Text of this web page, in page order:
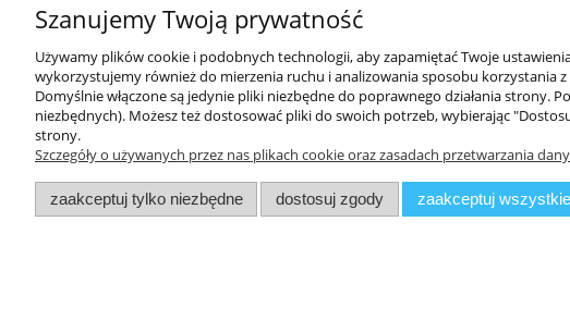
Zadzwoń!
+48 504 545
749
adres:
Koszalin
Szanujemy Twoją prywatność
Używamy plików cookie i podobnych technologii, aby zapamiętać Twoje
wykorzystujemy również do mierzenia ruchu i analizowania sposobu korzystania
Domyślnie włączone są jedynie pliki niezbędne do poprawnego działania strony.
niezbędnych). Możesz też dostosować pliki do swoich potrzeb, wybierając
strony.
Szczegóły o używanych przez nas plikach cookie oraz zasadach przetwarzania
zaakceptuj tylko niezbędne dostosuj zgody zaakceptuj wszystkie